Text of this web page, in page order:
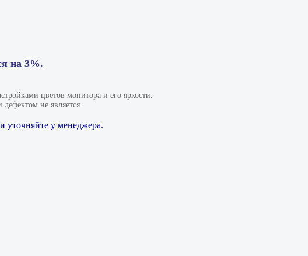
на 3%.
цветов монитора и его яркости.
не является.
уточняйте у менеджера.